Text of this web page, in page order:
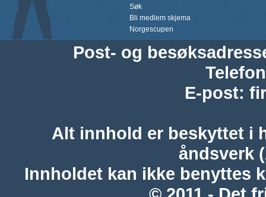
Søk
Bli medlem skjema
Norgescupen
Post- og
Telefon
E-post:
Alt innhold er beskyttet i
åndsverk
Innholdet kan ikke benyttes